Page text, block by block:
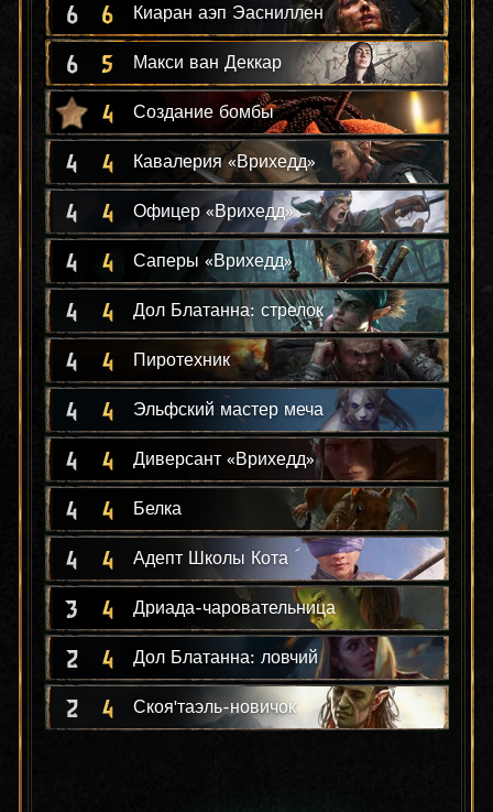
6 6 Киаран аэп Эасниллен
6 5 Макси ван Деккар
4 Создание бомбы
4 4 Кавалерия «Врихедд»
4 4 Офицер «Врихедд»
4 4 Саперы «Врихедд»
4 4 Дол Блатанна: стрелок
4 4 Пиротехник
4 4 Эльфский мастер меча
4 4 Диверсант «Врихедд»
4 4 Белка
4 4 Адепт Школы Кота
3 4 Дриада-чаровательница
2 4 Дол Блатанна: ловчий
2 4 Скоя'таэль-новичок